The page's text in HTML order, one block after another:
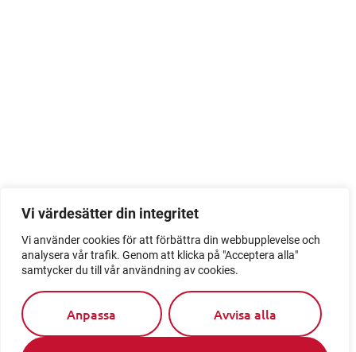
Vi värdesätter din integritet
Vi använder cookies för att förbättra din webbupplevelse och
analysera vår trafik. Genom att klicka på "Acceptera alla"
samtycker du till vår användning av cookies.
Anpassa Avvisa alla